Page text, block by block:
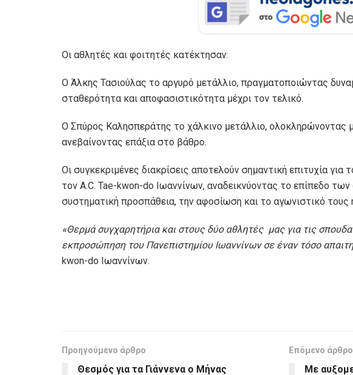
Οι αθλητές και φοιτητές κατέκτησαν:
Ο Άλκης Τασιούλας το αργυρό μετάλλιο, πραγματοποιώντας
σταθερότητα και αποφασιστικότητα μέχρι τον τελικό.
Ο Σπύρος Καλησπεράτης το χάλκινο μετάλλιο, ολοκληρώνοντας
ανεβαίνοντας επάξια στο βάθρο.
Οι συγκεκριμένες διακρίσεις αποτελούν σημαντική επιτυχία για
τον A.C. Tae-kwon-do Ιωαννίνων, αναδεικνύοντας το επίπεδο
συστηματική προσπάθεια, την αφοσίωση και το αγωνιστικό τους
«Θερμά συγχαρητήρια και στους δύο αθλητές μας για τις
εκπροσώπηση του Πανεπιστημίου Ιωαννίνων σε έναν τόσο
kwon-do Ιωαννίνων.
Προηγούμενο άρθρο
Θεσμός για τα Γιάννενα ο Μήνας
Επόμενο άρθρο
Με